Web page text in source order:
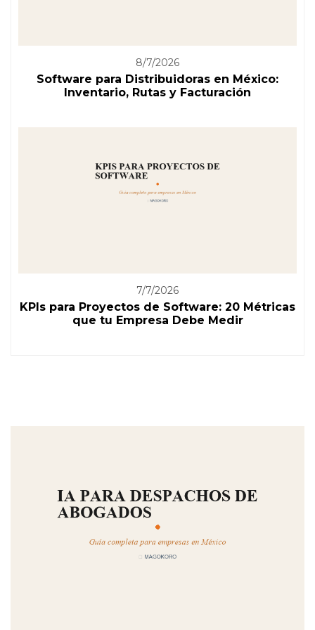
8/7/2026
Software para Distribuidoras en México:
Inventario, Rutas y Facturación
7/7/2026
KPIs para Proyectos de Software: 20 Métricas
que tu Empresa Debe Medir